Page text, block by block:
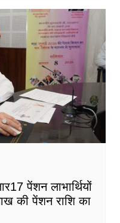
पेंशन लाभार्थियों
की पेंशन राशि का